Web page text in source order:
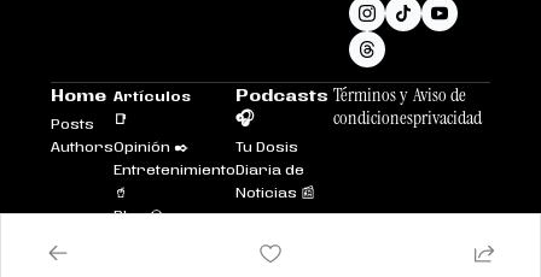
Home
Posts
Authors
Artículos
📑
Opinión ✒️
Entretenimiento
🥤
Plus 💎
Podcasts
🎧
Tu Dosis
Diaria de
Noticias 📰
Términos y
condiciones
Aviso de
privacidad